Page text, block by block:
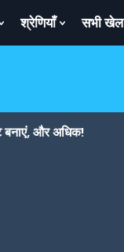
Show
Submenu
श्रेणियाँ
Show
Submenu
सभी खेल
बनाएं, और अधिक!